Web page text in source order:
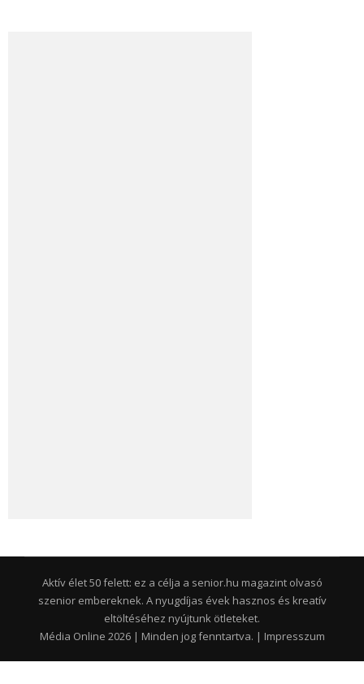
Aktív élet 50 felett: ez a célja a senior.hu magazint olvasó
szenior embereknek. A nyugdíjas évek hasznos és kreatív
eltöltéséhez nyújtunk ötleteket.
Média Online 2026 | Minden jog fenntartva. | Impresszum